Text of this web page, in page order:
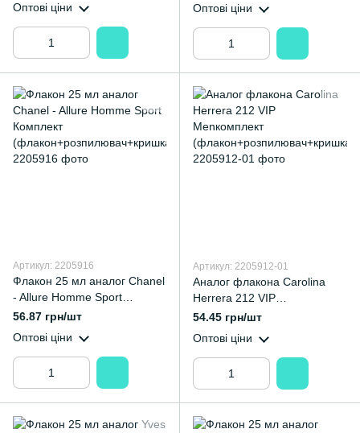
а)
Оптові ціни
Оптові ціни
Артикул: 2205916
Флакон 25 мл аналог Chanel
- Allure Homme Sport
Комплект
а)
56.87 грн/шт
Оптові ціни
Артикул: 2205912-01
Аналог флакона Carolina
Herrera 212 VIP
Menкомплект
а)
54.45 грн/шт
Оптові ціни